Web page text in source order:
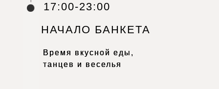
НАЧАЛО БАНКЕТА
17:00-23:00
Время вкусной еды,
танцев и веселья
Время вкусной еды,
танцев и веселья